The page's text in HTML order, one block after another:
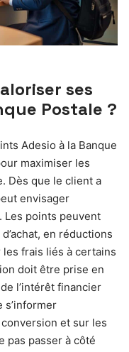
ses
Postale ?
Adesio à la Banque
maximiser les
Dès que le client a
envisager
points peuvent
en réductions
frais liés à certains
doit être prise en
l’intérêt financier
s’informer
et sur les
pas passer à côté